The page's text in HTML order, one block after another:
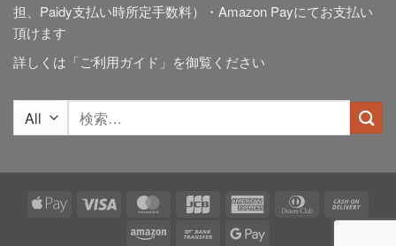
担、Paidy支払い時所定手数料）・Amazon Payにてお支払い
頂けます
詳しくは「ご利用ガイド 」を御覧ください
索
Apple
Visa MasterCardJCB
American
Dinners
Club
On
Amazon
Bank
Google